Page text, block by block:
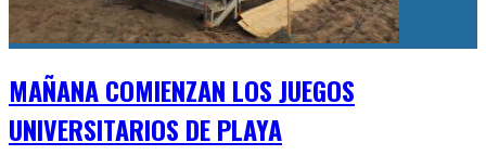
MAÑANA COMIENZAN LOS JUEGOS
UNIVERSITARIOS DE PLAYA